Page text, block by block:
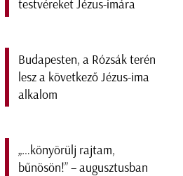
testvéreket Jézus-imára
Budapesten, a Rózsák terén
lesz a következő Jézus-ima
alkalom
„…könyörülj rajtam,
bűnösön!” – augusztusban